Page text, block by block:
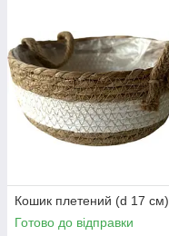
Кошик плетений (d 17 см)
Готово до відправки